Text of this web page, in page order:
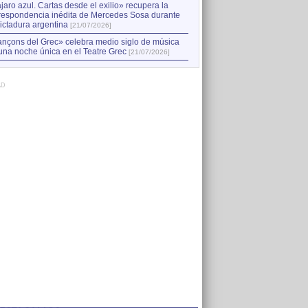
azul. Cartas desde el exilio» recupera la
inédita de Mercedes Sosa durante
argentina [21/07/2026]
del Grec» celebra medio siglo de música
noche única en el Teatre Grec [21/07/2026]